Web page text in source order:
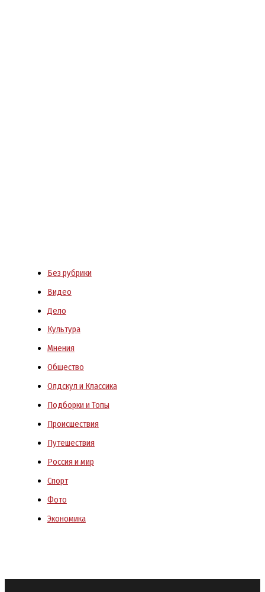
Без рубрики
Видео
Дело
Культура
Мнения
Общество
Олдскул и Классика
Подборки и Топы
Происшествия
Путешествия
Россия и мир
Спорт
Фото
Экономика